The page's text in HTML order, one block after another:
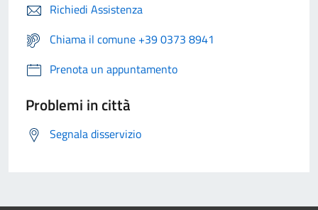
Richiedi Assistenza
Chiama il comune +39 0373 8941
Prenota un appuntamento
Problemi in città
Segnala disservizio